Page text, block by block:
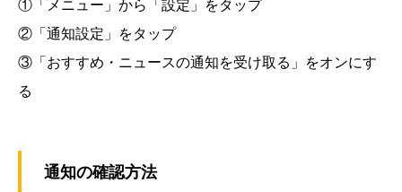
①「メニュー」から「設定」をタップ
②「通知設定」をタップ
③「おすすめ・ニュースの通知を受け取る」をオンにす
る
通知の確認方法